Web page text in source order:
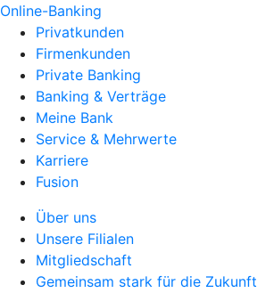
Online-Banking
Privatkunden
Firmenkunden
Private Banking
Banking & Verträge
Meine Bank
Service & Mehrwerte
Karriere
Fusion
Über uns
Unsere Filialen
Mitgliedschaft
Gemeinsam stark für die Zukunft